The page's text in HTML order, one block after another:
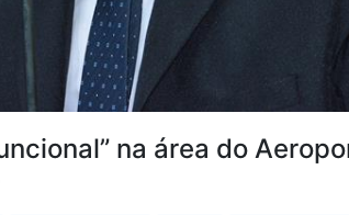
na área do